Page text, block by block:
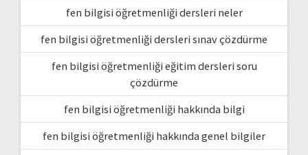
fen bilgisi öğretmenliği dersleri neler
fen bilgisi öğretmenliği dersleri sınav çözdürme
fen bilgisi öğretmenliği eğitim dersleri soru
çözdürme
fen bilgisi öğretmenliği hakkında bilgi
fen bilgisi öğretmenliği hakkında genel bilgiler